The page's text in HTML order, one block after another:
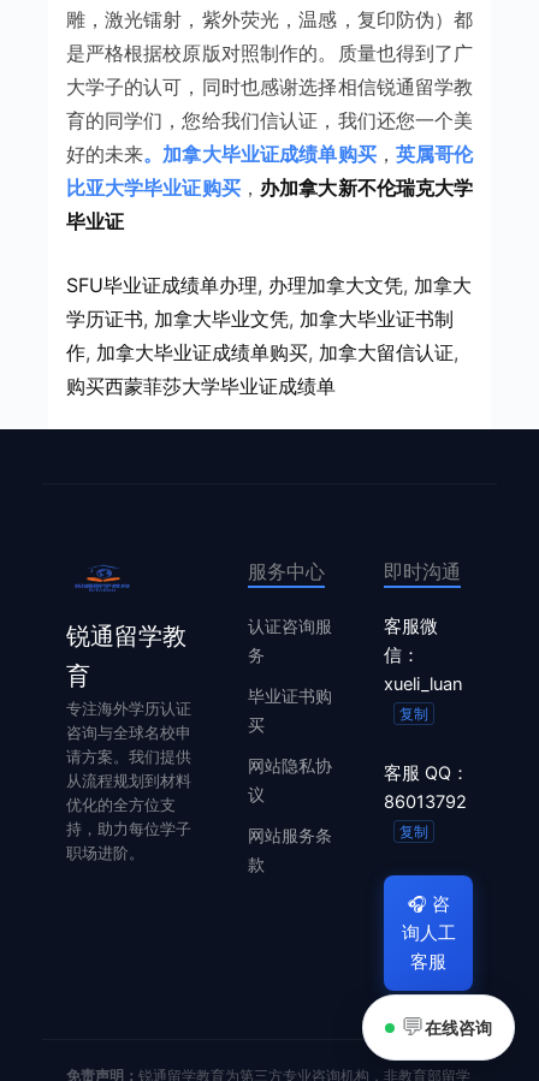
雕，激光镭射，紫外荧光，温感，复印防伪）都
是严格根据校原版对照制作的。质量也得到了广
大学子的认可，同时也感谢选择相信锐通留学教
育的同学们，您给我们信认证，我们还您一个美
好的未来。 加拿大毕业证成绩单购买，英属哥伦
比亚大学毕业证购买， 办加拿大新不伦瑞克大学
毕业证
SFU毕业证成绩单办理, 办理加拿大文凭, 加拿大
学历证书, 加拿大毕业文凭, 加拿大毕业证书制
作, 加拿大毕业证成绩单购买, 加拿大留信认证
购买西蒙菲莎大学毕业证成绩单
锐通留学教
育
专注海外学历认证
咨询与全球名校申
请方案。我们提供
从流程规划到材料
优化的全方位支
持，助力每位学子
职场进阶。
服务中心
认证咨询服
务
毕业证书购
买
网站隐私协
议
网站服务条
款
即时沟通
客服微
信：
xueli_luan
复制
客服 QQ：
86013792
复制
🎧 咨
询人工
客服
免责声明： 锐通留学教育为第三方专业咨询机构，非教育部留学
💬在线咨询